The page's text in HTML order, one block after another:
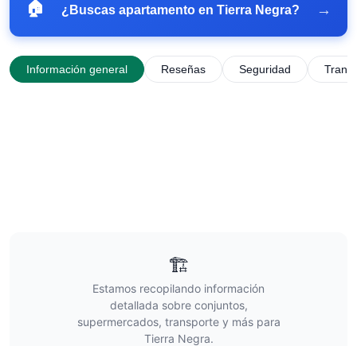
🏠 ¿Buscas apartamento en Tierra Negra? →
Información general Reseñas Seguridad
🏗️
Estamos recopilando información
detallada sobre conjuntos,
supermercados, transporte y más para
Tierra Negra.